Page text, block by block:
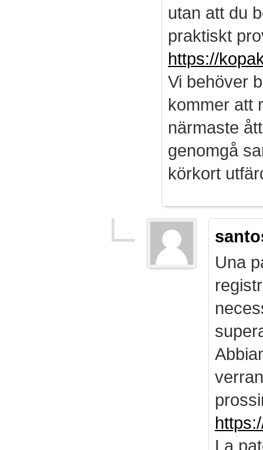
utan att du
praktiskt
https://
Vi behöver
kommer att
närmaste
genomgå
körkort
Una
La